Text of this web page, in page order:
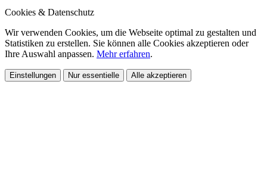
Cookies & Datenschutz
Wir verwenden Cookies, um die Webseite optimal zu gestalten und
Statistiken zu erstellen. Sie können alle Cookies akzeptieren oder
Ihre Auswahl anpassen. Mehr erfahren.
Einstellungen Nur essentielle Alle akzeptieren